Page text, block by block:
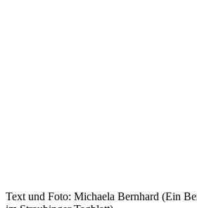
Text und Foto: Michaela Bernhard (Ein